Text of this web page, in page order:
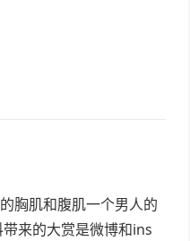
胸肌和腹肌一个男人的
来的大赏是微博和ins